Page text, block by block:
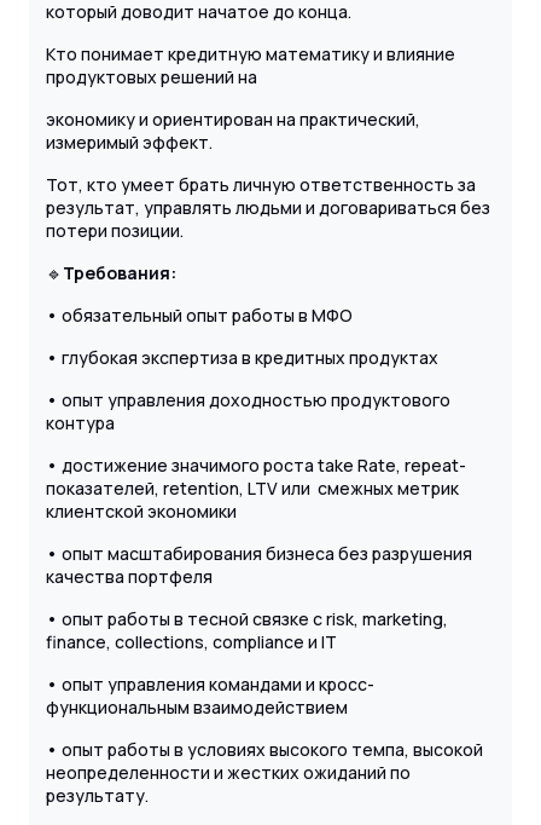
который доводит начатое до конца.
Кто понимает кредитную математику и влияние
продуктовых решений на
экономику и ориентирован на практический,
измеримый эффект.
Тот, кто умеет брать личную ответственность за
результат, управлять людьми и договариваться без
потери позиции.
🔹 Требования:
• обязательный опыт работы в МФО
• глубокая экспертиза в кредитных продуктах
• опыт управления доходностью продуктового
контура
• достижение значимого роста take Rate, repeat-
показателей, retention, LTV или смежных метрик
клиентской экономики
• опыт масштабирования бизнеса без разрушения
качества портфеля
• опыт работы в тесной связке с risk, marketing,
finance, collections, compliance и IT
• опыт управления командами и кросс-
функциональным взаимодействием
• опыт работы в условиях высокого темпа, высокой
неопределенности и жестких ожиданий по
результату.